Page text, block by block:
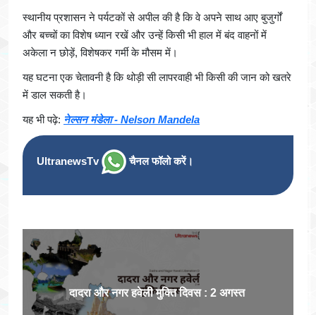
स्थानीय प्रशासन ने पर्यटकों से अपील की है कि वे अपने साथ आए बुजुर्गों
और बच्चों का विशेष ध्यान रखें और उन्हें किसी भी हाल में बंद वाहनों में
अकेला न छोड़ें, विशेषकर गर्मी के मौसम में।
यह घटना एक चेतावनी है कि थोड़ी सी लापरवाही भी किसी की जान को खतरे
में डाल सकती है।
यह भी पढ़े: नेल्सन मंडेला - Nelson Mandela
UltranewsTv चैनल फॉलो करें।
दादरा और नगर हवेली मुक्ति दिवस : 2 अगस्त